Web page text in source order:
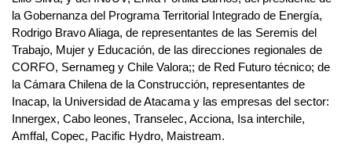
la Gobernanza del Programa Territorial Integrado de Energía,
Rodrigo Bravo Aliaga, de representantes de las Seremis del
Trabajo, Mujer y Educación, de las direcciones regionales de
CORFO, Sernameg y Chile Valora;; de Red Futuro técnico; de
la Cámara Chilena de la Construcción, representantes de
Inacap, la Universidad de Atacama y las empresas del sector:
Innergex, Cabo leones, Transelec, Acciona, Isa interchile,
Amffal, Copec, Pacific Hydro, Maistream.